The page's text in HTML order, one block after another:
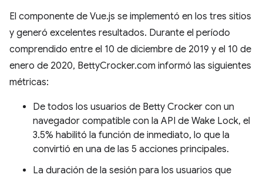
El componente de Vue.js se implementó en los tres sitios
y generó excelentes resultados. Durante el período
comprendido entre el 10 de diciembre de 2019 y el 10 de
enero de 2020, BettyCrocker.com informó las siguientes
métricas:
De todos los usuarios de Betty Crocker con un
navegador compatible con la API de Wake Lock, el
3.5% habilitó la función de inmediato, lo que la
convirtió en una de las 5 acciones principales.
La duración de la sesión para los usuarios que